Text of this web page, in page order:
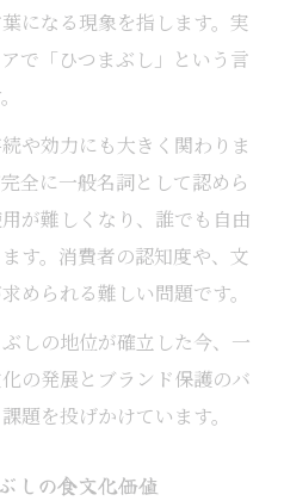
になる現象を指します。実
で「ひつまぶし」という言
や効力にも大きく関わりま
全に一般名詞として認めら
が難しくなり、誰でも自由
す。消費者の認知度や、文
められる難しい問題です。
しの地位が確立した今、一
の発展とブランド保護のバ
題を投げかけています。
しの食文化価値